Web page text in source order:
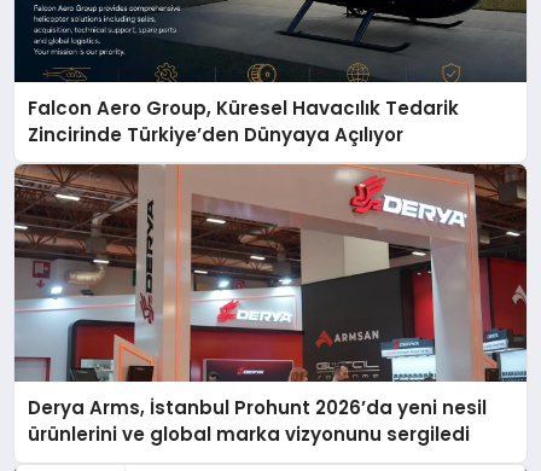
Falcon Aero Group, Küresel Havacılık Tedarik
Zincirinde Türkiye’den Dünyaya Açılıyor
Derya Arms, İstanbul Prohunt 2026’da yeni nesil
ürünlerini ve global marka vizyonunu sergiledi